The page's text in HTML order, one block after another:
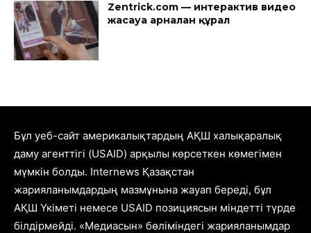
Zentrick.com — интерактив видео
жасауға арналған құрал
Бұл уеб-сайт америкалықтардың АҚШ халықаралық
даму агенттігі (USAID) арқылы көрсеткен көмегімен
мүмкін болды. Internews Қазақстан
жарияланымдардың мазмұнына жауап береді, бұл
АҚШ Үкіметі немесе USAID позициясын міндетті түрде
білдірмейді. «Медиасын» бөліміндегі жарияланымдар